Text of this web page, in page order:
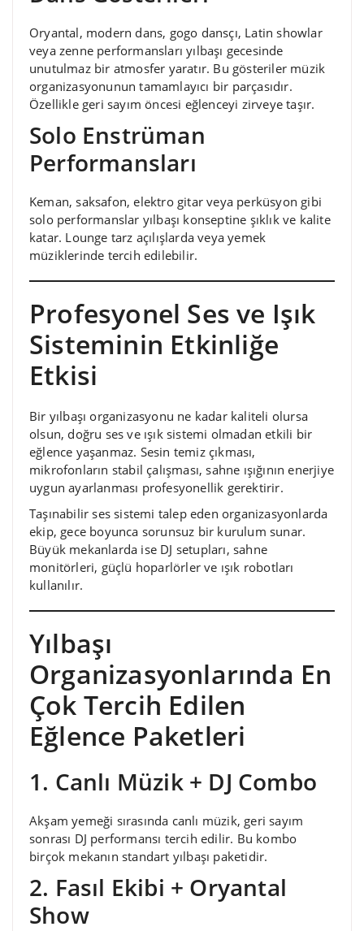
Oryantal, modern dans, gogo dansçı, Latin showlar
veya zenne performansları yılbaşı gecesinde
unutulmaz bir atmosfer yaratır. Bu gösteriler müzik
organizasyonunun tamamlayıcı bir parçasıdır.
Özellikle geri sayım öncesi eğlenceyi zirveye taşır.
Solo Enstrüman
Performansları
Keman, saksafon, elektro gitar veya perküsyon gibi
solo performanslar yılbaşı konseptine şıklık ve kalite
katar. Lounge tarz açılışlarda veya yemek
müziklerinde tercih edilebilir.
Profesyonel Ses ve Işık
Sisteminin Etkinliğe
Etkisi
Bir yılbaşı organizasyonu ne kadar kaliteli olursa
olsun, doğru ses ve ışık sistemi olmadan etkili bir
eğlence yaşanmaz. Sesin temiz çıkması,
mikrofonların stabil çalışması, sahne ışığının enerjiye
uygun ayarlanması profesyonellik gerektirir.
Taşınabilir ses sistemi talep eden organizasyonlarda
ekip, gece boyunca sorunsuz bir kurulum sunar.
Büyük mekanlarda ise DJ setupları, sahne
monitörleri, güçlü hoparlörler ve ışık robotları
kullanılır.
Yılbaşı
Organizasyonlarında En
Çok Tercih Edilen
Eğlence Paketleri
1. Canlı Müzik + DJ Combo
Akşam yemeği sırasında canlı müzik, geri sayım
sonrası DJ performansı tercih edilir. Bu kombo
birçok mekanın standart yılbaşı paketidir.
2. Fasıl Ekibi + Oryantal
Show